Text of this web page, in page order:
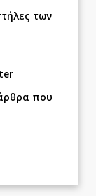
των
που